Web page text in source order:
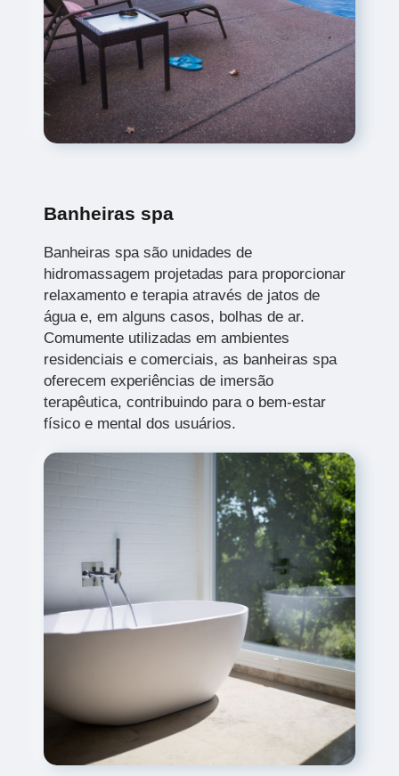
Banheiras spa
Banheiras spa são unidades de
hidromassagem projetadas para proporcionar
relaxamento e terapia através de jatos de
água e, em alguns casos, bolhas de ar.
Comumente utilizadas em ambientes
residenciais e comerciais, as banheiras spa
oferecem experiências de imersão
terapêutica, contribuindo para o bem-estar
físico e mental dos usuários.